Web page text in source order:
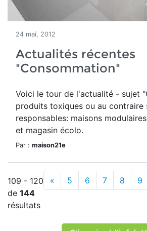
24 mai, 2012
Actualités récentes
"Consommation"
Voici le tour de l'actualité - sujet
produits toxiques ou au contraire
responsables: maisons
et magasin écolo.
Par : maison21e
109 - 120
de 144
résultats
« 5 6 7 8 9